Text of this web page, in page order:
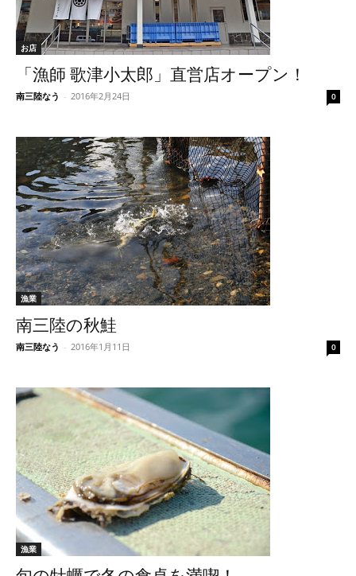
お店
「漁師 歌津小太郎」直営店オープン！
南三陸なう - 2016年2月24日 0
漁業
南三陸の秋鮭
南三陸なう - 2016年1月11日 0
漁業